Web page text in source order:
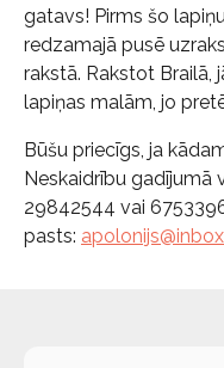
gatavs! Pirms šo
redzamajā pusē
rakstā. Rakstot Brailā,
lapiņas malām, jo
Būšu priecīgs, ja
Neskaidrību
29842544 vai
pasts: